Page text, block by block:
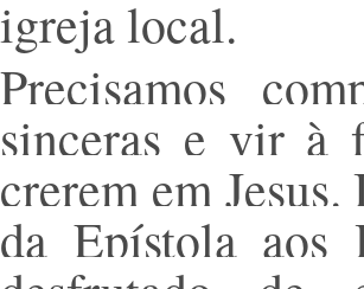
igreja local.
Precisamos
sinceras e vir à
crerem em
da Epístola aos